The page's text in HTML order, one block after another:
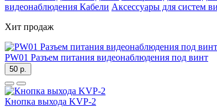
видеонаблюдения Кабели Аксессуары для систем
Хит продаж
PW01 Разъем питания видеонаблюдения под винт
50 р.
Кнопка выхода KVP-2